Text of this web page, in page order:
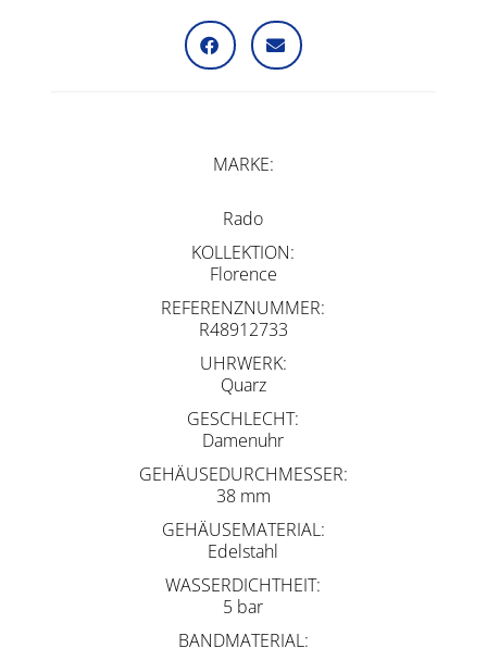
MARKE
Rado
KOLLEKTION
Florence
REFERENZNUMMER
R48912733
UHRWERK
Quarz
GESCHLECHT
Damenuhr
GEHÄUSEDURCHMESSER
38 mm
GEHÄUSEMATERIAL
Edelstahl
WASSERDICHTHEIT
5 bar
BANDMATERIAL